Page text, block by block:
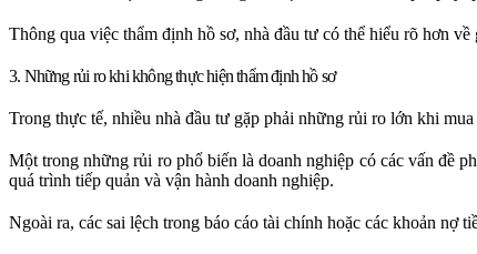
Thông qua việc thẩm định hồ sơ, nhà đầu tư có thể hiểu rõ hơn
3. Những rủi ro khi không thực hiện thẩm định hồ sơ
Trong thực tế, nhiều nhà đầu tư gặp phải những rủi ro lớn khi
Một trong những rủi ro phổ biến là doanh nghiệp có các vấn đề
quá trình tiếp quản và vận hành doanh nghiệp.
Ngoài ra, các sai lệch trong báo cáo tài chính hoặc các khoản nợ